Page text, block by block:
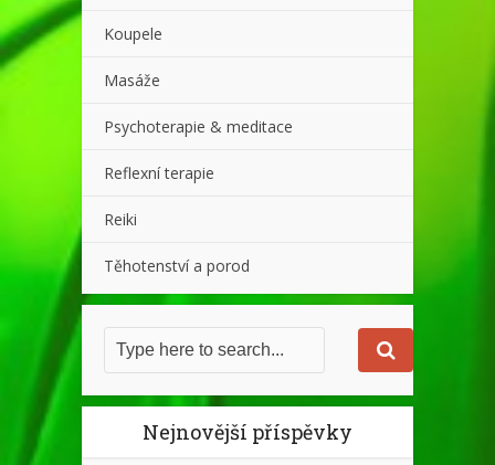
Koupele
Masáže
Psychoterapie & meditace
Reflexní terapie
Reiki
Těhotenství a porod
Nejnovější příspěvky